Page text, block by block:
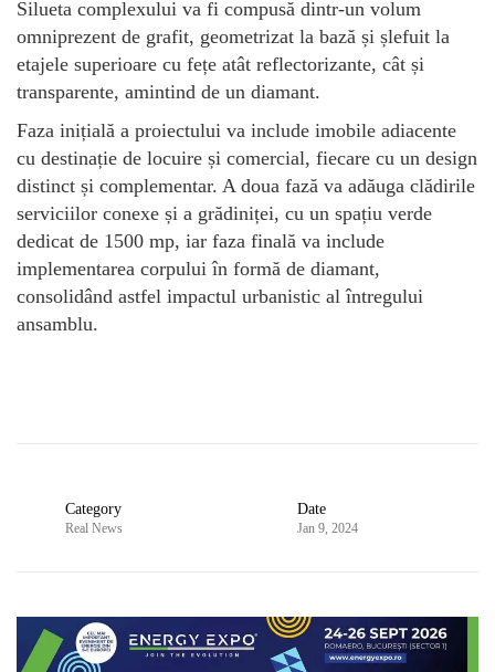
Silueta complexului va fi compusă dintr-un volum
omniprezent de grafit, geometrizat la bază și șlefuit la
etajele superioare cu fețe atât reflectorizante, cât și
transparente, amintind de un diamant.
Faza inițială a proiectului va include imobile adiacente
cu destinație de locuire și comercial, fiecare cu un design
distinct și complementar. A doua fază va adăuga clădirile
serviciilor conexe și a grădiniței, cu un spațiu verde
dedicat de 1500 mp, iar faza finală va include
implementarea corpului în formă de diamant,
consolidând astfel impactul urbanistic al întregului
ansamblu.
Category
Real News
Date
Jan 9, 2024